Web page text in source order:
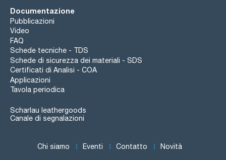
Documentazione
Pubblicazioni
Video
FAQ
Schede tecniche - TDS
Schede di sicurezza dei materiali - SDS
Certificati di Analisi - COA
Applicazioni
Tavola periodica
Scharlau leathergoods
Canale di segnalazioni
Chi siamo Eventi Contatto Novità